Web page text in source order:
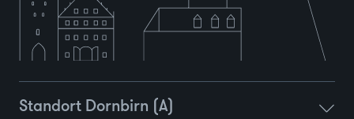
Standort Dornbirn (A)